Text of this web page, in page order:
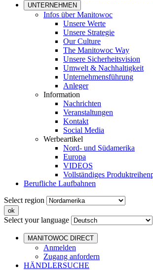
UNTERNEHMEN
Infos über Manitowoc
Unsere Werte
Unsere Strategie
Our Culture
The Manitowoc Way
Unsere Sicherheitsvision
Umwelt & Nachhaltigkeit
Unternehmensführung
Anleger
Information
Nachrichten
Veranstaltungen
Kontakt
Social Media
Werbeartikel
Nord- und Südamerika
Europa
VIDEOS
Vollständiges
Berufliche Laufbahnen
Select region
Select your language
MANITOWOC DIRECT
Anmelden
Zugang anfordern
HÄNDLERSUCHE